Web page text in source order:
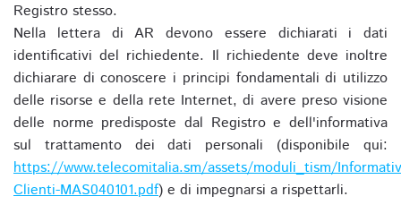
Registro stesso.
Nella lettera di AR devono essere dichiarati i dati
identificativi del richiedente. Il richiedente deve inoltre
dichiarare di conoscere i principi fondamentali di utilizzo
delle risorse e della rete Internet, di avere preso visione
delle norme predisposte dal Registro e dell'informativa
sul trattamento dei dati personali (disponibile qui:
https://www.telecomitalia.sm/assets/moduli_tism/
Clienti-MAS040101.pdf) e di impegnarsi a rispettarli.